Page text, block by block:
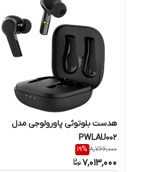
هدست بلوتوثی پاورولوجی مدل
PWLAU002
8,766,000
19%
7,013,000